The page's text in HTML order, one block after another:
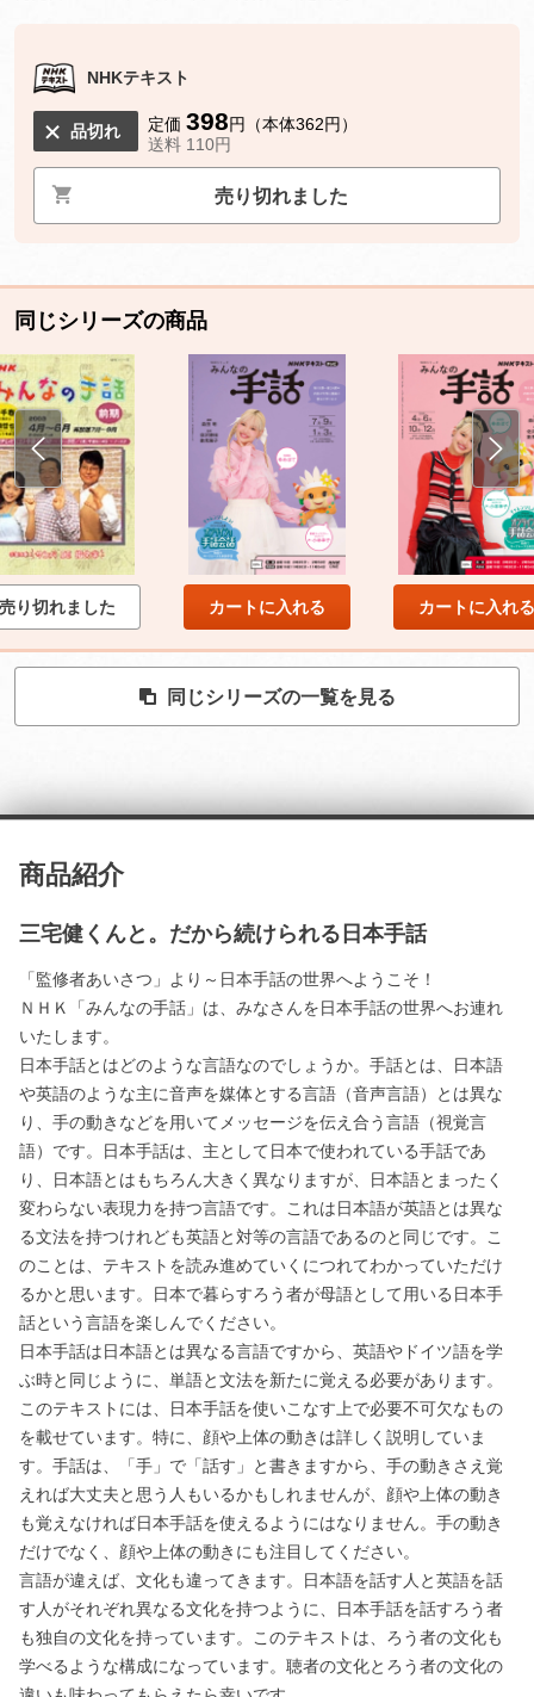
NHKテキスト
品切れ 定価 398円（本体362円）
送料 110円
売り切れました
同じシリーズの商品
売り切れました カートに入れる カートに入れる
同じシリーズの一覧を見る
商品紹介
三宅健くんと。だから続けられる日本手話
「監修者あいさつ」より～日本手話の世界へようこそ！
ＮＨＫ「みんなの手話」は、みなさんを日本手話の世界へお連れ
いたします。
日本手話とはどのような言語なのでしょうか。手話とは、日本語
や英語のような主に音声を媒体とする言語（音声言語）とは異な
り、手の動きなどを用いてメッセージを伝え合う言語（視覚言
語）です。日本手話は、主として日本で使われている手話であ
り、日本語とはもちろん大きく異なりますが、日本語とまったく
変わらない表現力を持つ言語です。これは日本語が英語とは異な
る文法を持つけれども英語と対等の言語であるのと同じです。こ
のことは、テキストを読み進めていくにつれてわかっていただけ
るかと思います。日本で暮らすろう者が母語として用いる日本手
話という言語を楽しんでください。
日本手話は日本語とは異なる言語ですから、英語やドイツ語を学
ぶ時と同じように、単語と文法を新たに覚える必要があります。
このテキストには、日本手話を使いこなす上で必要不可欠なもの
を載せています。特に、顔や上体の動きは詳しく説明していま
す。手話は、「手」で「話す」と書きますから、手の動きさえ覚
えれば大丈夫と思う人もいるかもしれませんが、顔や上体の動き
も覚えなければ日本手話を使えるようにはなりません。手の動き
だけでなく、顔や上体の動きにも注目してください。
言語が違えば、文化も違ってきます。日本語を話す人と英語を話
す人がそれぞれ異なる文化を持つように、日本手話を話すろう者
も独自の文化を持っています。このテキストは、ろう者の文化も
学べるような構成になっています。聴者の文化とろう者の文化の